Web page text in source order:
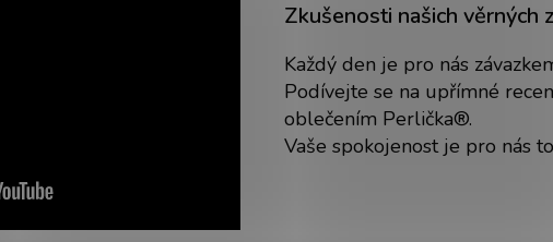
Zkušenosti našich věrných
Každý den je pro nás
Podívejte se na upřímné
oblečením Perlička®.
Vaše spokojenost je pro nás